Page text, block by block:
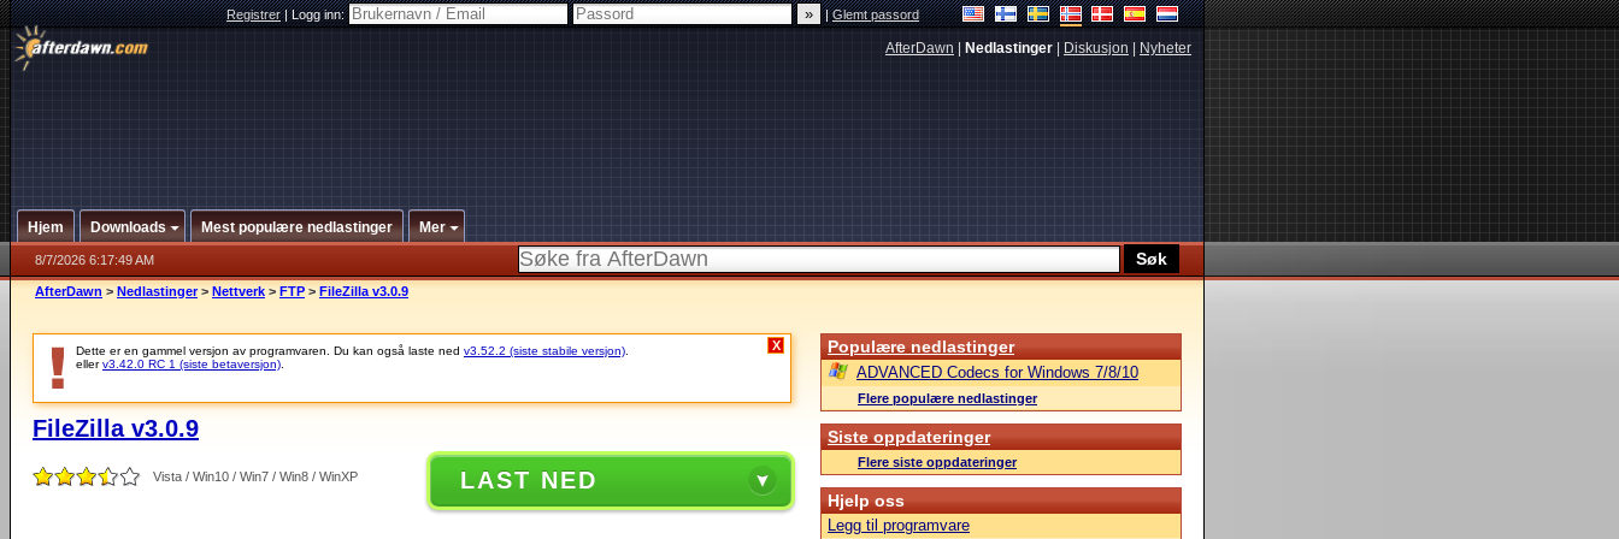
Registrer|Logg inn: |Glemt passord
AfterDawn Nedlastinger Diskusjon Nyheter
Hjem Downloads Mest populære nedlastinger Mer
8/7/2026 6:17:49 AM
AfterDawn > Nedlastinger > Nettverk > FTP > FileZilla v3.0.9
Dette er en gammel versjon av programvaren. Du kan også laste ned v3.52.2 (siste stabile versjon)
ellerv3.42.0 RC 1 (siste betaversjon)
X
FileZilla v3.0.9
Vista / Win10 / Win7 / Win8 / WinXP LAST NED
Populære nedlastinger
ADVANCED Codecs for Windows 7/8/10
Flere populære nedlastinger
Siste oppdateringer
Flere siste oppdateringer
Hjelp oss
Legg til programvare